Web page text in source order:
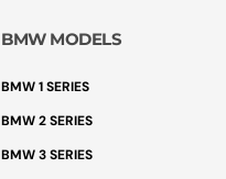
BMW MODELS
BMW 1 SERIES
BMW 2 SERIES
BMW 3 SERIES